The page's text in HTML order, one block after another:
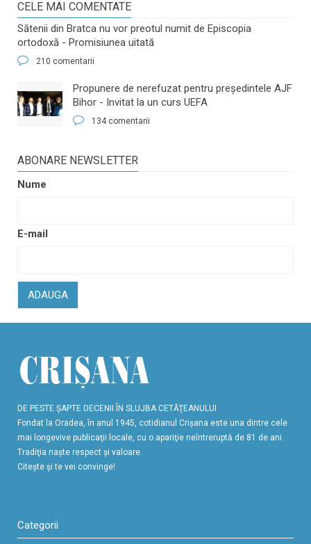
CELE MAI COMENTATE
Sătenii din Bratca nu vor preotul numit de Episcopia
ortodoxă - Promisiunea uitată
210 comentarii
​Propunere de nerefuzat pentru preşedintele AJF
Bihor - Invitat la un curs UEFA
134 comentarii
ABONARE NEWSLETTER
Nume
E-mail
ADAUGA
DE PESTE ŞAPTE DECENII ÎN SLUJBA CETĂŢEANULUI
Fondat la Oradea, în anul 1945, cotidianul Crişana este una dintre cele
mai longevive publicaţii locale, cu o apariţie neîntreruptă de 81 de ani.
Tradiţia naşte respect şi valoare.
Citeşte şi te vei convinge!
Categorii